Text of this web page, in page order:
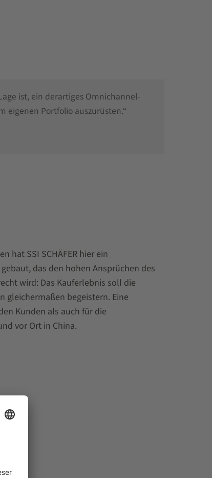
ist, ein derartiges Omnichannel-
eigenen Portfolio auszurüsten.“
hat SSI SCHÄFER hier ein
das den hohen Ansprüchen des
wird: Das Kauferlebnis soll die
gleichermaßen begeistern. Eine
Kunden als auch für die
vor Ort in China.